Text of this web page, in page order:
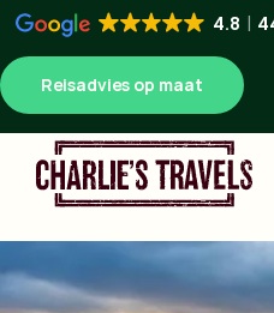
4.8
Reisadvies op maat